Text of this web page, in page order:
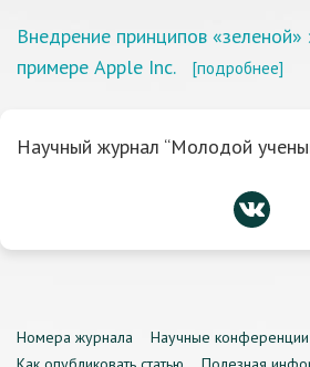
Внедрение принципов
примере Apple Inc.
[подробнее]
Научный журнал “Молодой
Номера журнала Научные конференции